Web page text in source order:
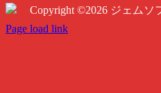
Copyright ©2026 ジェムソ
Twitter
Instagram
Facebook
Page load link